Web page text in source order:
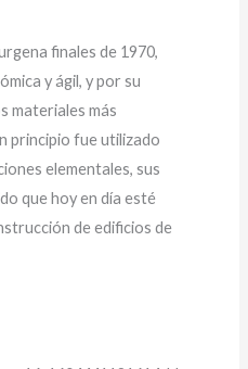
finales de 1970,
y ágil, y por su
materiales más
principio fue utilizado
elementales, sus
que hoy en día esté
de edificios de